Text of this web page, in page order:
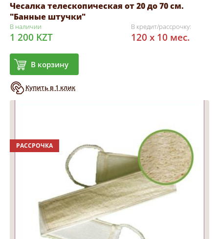
Чесалка телескопическая от 20 до 70 см.
"Банные штучки"
В наличии
1 200 KZT
В корзину
Купить в 1 клик
В кредит/рассрочку:
120 x 10 мес.
РАССРОЧКА